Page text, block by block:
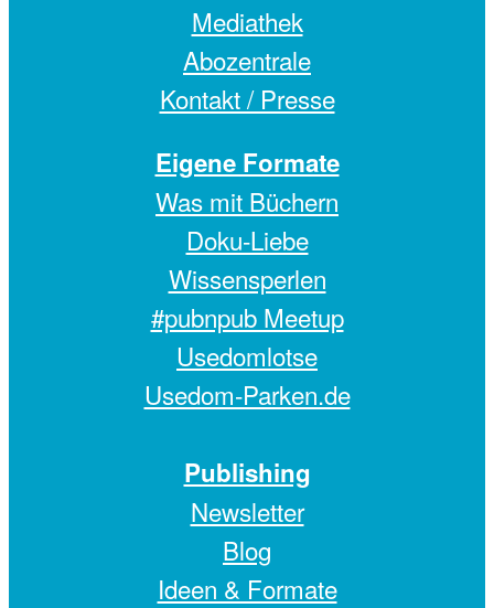
Mediathek
Abozentrale
Kontakt / Presse
Eigene Formate
Was mit Büchern
Doku-Liebe
Wissensperlen
#pubnpub Meetup
Usedomlotse
Usedom-Parken.de
Publishing
Newsletter
Blog
Ideen & Formate